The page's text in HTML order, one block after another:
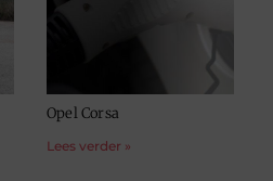
Opel Corsa
Lees verder »